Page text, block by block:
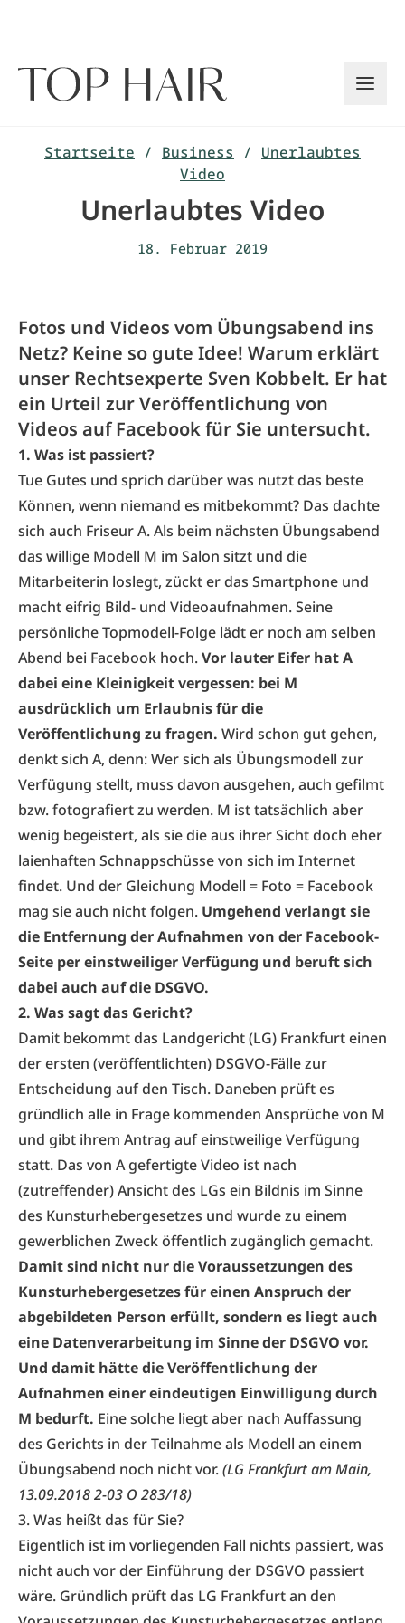
Startseite / Business / Unerlaubtes
Video
Unerlaubtes Video
18. Februar 2019
Fotos und Videos vom Übungsabend ins
Netz? Keine so gute Idee! Warum erklärt
unser Rechtsexperte Sven Kobbelt. Er hat
ein Urteil zur Veröffentlichung von
Videos auf Facebook für Sie untersucht.
1. Was ist passiert?
Tue Gutes und sprich darüber was nutzt das beste
Können, wenn niemand es mitbekommt? Das dachte
sich auch Friseur A. Als beim nächsten Übungsabend
das willige Modell M im Salon sitzt und die
Mitarbeiterin loslegt, zückt er das Smartphone und
macht eifrig Bild- und Videoaufnahmen. Seine
persönliche Topmodell-Folge lädt er noch am selben
Abend bei Facebook hoch.Vor lauter Eifer hat A
dabei eine Kleinigkeit vergessen: bei M
ausdrücklich um Erlaubnis für die
Veröffentlichung zu fragen. Wird schon gut gehen,
denkt sich A, denn: Wer sich als Übungsmodell zur
Verfügung stellt, muss davon ausgehen, auch gefilmt
bzw. fotografiert zu werden. M ist tatsächlich aber
wenig begeistert, als sie die aus ihrer Sicht doch eher
laienhaften Schnappschüsse von sich im Internet
findet. Und der Gleichung Modell = Foto = Facebook
mag sie auch nicht folgen. Umgehend verlangt sie
die Entfernung der Aufnahmen von der Facebook-
Seite per einstweiliger Verfügung und beruft sich
dabei auch auf die DSGVO.
2. Was sagt das Gericht?
Damit bekommt das Landgericht (LG) Frankfurt einen
der ersten (veröffentlichten) DSGVO-Fälle zur
Entscheidung auf den Tisch. Daneben prüft es
gründlich alle in Frage kommenden Ansprüche von M
und gibt ihrem Antrag auf einstweilige Verfügung
statt. Das von A gefertigte Video ist nach
(zutreffender) Ansicht des LGs ein Bildnis im Sinne
des Kunsturhebergesetzes und wurde zu einem
gewerblichen Zweck öffentlich zugänglich gemacht.
Damit sind nicht nur die Voraussetzungen des
Kunsturhebergesetzes für einen Anspruch der
abgebildeten Person erfüllt, sondern es liegt auch
eine Datenverarbeitung im Sinne der DSGVO vor.
Und damit hätte die Veröffentlichung der
Aufnahmen einer eindeutigen Einwilligung durch
M bedurft. Eine solche liegt aber nach Auffassung
des Gerichts in der Teilnahme als Modell an einem
Übungsabend noch nicht vor.(LG Frankfurt am Main,
13.09.2018 2-03 O 283/18)
3. Was heißt das für Sie?
Eigentlich ist im vorliegenden Fall nichts passiert, was
nicht auch vor der Einführung der DSGVO passiert
wäre. Gründlich prüft das LG Frankfurt an den